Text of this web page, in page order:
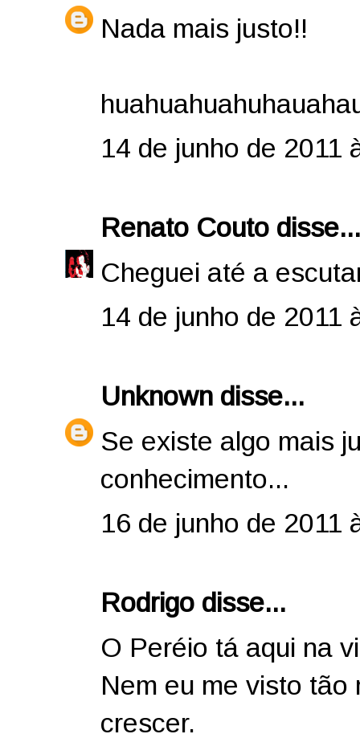
Nada mais justo!!
14 de junho de 2011
Renato Couto disse...
Cheguei até a
14 de junho de 2011
Unknown disse...
Se existe algo mais
conhecimento...
16 de junho de 2011
Rodrigo disse...
O Peréio tá aqui na
Nem eu me visto tão
crescer.